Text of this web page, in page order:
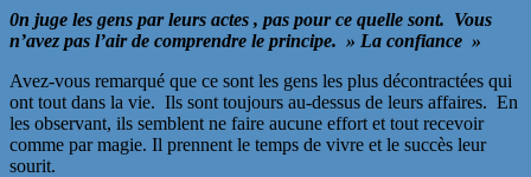
0n juge les gens par leurs actes , pas pour ce quelle sont. Vous
n’avez pas l’air de comprendre le principe. » La confiance »
Avez-vous remarqué que ce sont les gens les plus décontractées qui
ont tout dans la vie. Ils sont toujours au-dessus de leurs affaires. En
les observant, ils semblent ne faire aucune effort et tout recevoir
comme par magie. Il prennent le temps de vivre et le succès leur
sourit.